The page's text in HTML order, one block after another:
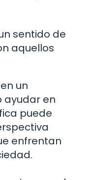
sentido de
aquellos
un
ayudar en
puede
enfrentan